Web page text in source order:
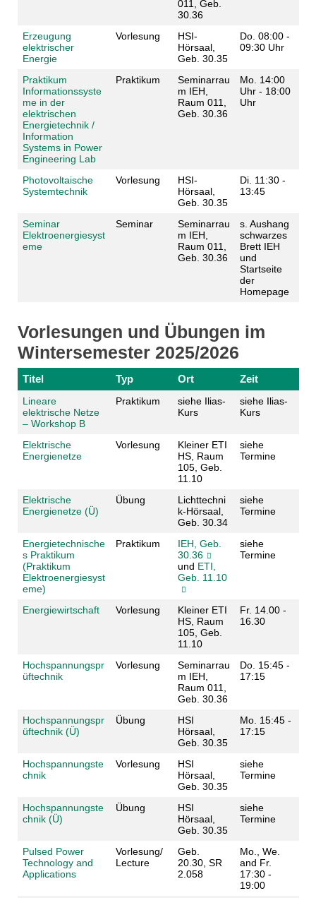
011, Geb.
30.36
Erzeugung
elektrischer
Energie
Vorlesung
HSI-
Hörsaal,
Geb. 30.35
Do. 08:00 -
09:30 Uhr
Praktikum
Informationssyste
me in der
elektrischen
Energietechnik /
Information
Systems in Power
Engineering Lab
Praktikum
Seminarrau
m IEH,
Raum 011,
Geb. 30.36
Mo. 14:00
Uhr - 18:00
Uhr
Photovoltaische
Systemtechnik
Vorlesung
HSI-
Hörsaal,
Geb. 30.35
Di. 11:30 -
13:45
Seminar
Elektroenergiesyst
eme
Seminar
Seminarrau
m IEH,
Raum 011,
Geb. 30.36
s. Aushang
schwarzes
Brett IEH
und
Startseite
der
Homepage
Vorlesungen und Übungen im
Wintersemester 2025/2026
Titel Typ Ort Zeit
Lineare
elektrische Netze
– Workshop B
Praktikum
siehe Ilias-
Kurs
siehe Ilias-
Kurs
Elektrische
Energienetze
Vorlesung
Kleiner ETI
HS, Raum
105, Geb.
11.10
siehe
Termine
Elektrische
Energienetze (Ü)
Übung
Lichttechni
k-Hörsaal,
Geb. 30.34
siehe
Termine
Energietechnische
s Praktikum
(Praktikum
Elektroenergiesyst
eme)
Praktikum
IEH, Geb.
30.36
und ETI,
Geb. 11.10
siehe
Termine
Energiewirtschaft Vorlesung
Kleiner ETI
HS, Raum
105, Geb.
11.10
Fr. 14.00 -
16.30
Hochspannungspr
üftechnik
Vorlesung
Seminarrau
m IEH,
Raum 011,
Geb. 30.36
Do. 15:45 -
17:15
Hochspannungspr
üftechnik (Ü)
Übung
HSI
Hörsaal,
Geb. 30.35
Mo. 15:45 -
17:15
Hochspannungste
chnik
Vorlesung
HSI
Hörsaal,
Geb. 30.35
siehe
Termine
Hochspannungste
chnik (Ü)
Übung
HSI
Hörsaal,
Geb. 30.35
siehe
Termine
Pulsed Power
Technology and
Applications
Vorlesung/
Lecture
Geb.
20.30, SR
2.058
Mo., We.
and Fr.
17:30 -
19:00